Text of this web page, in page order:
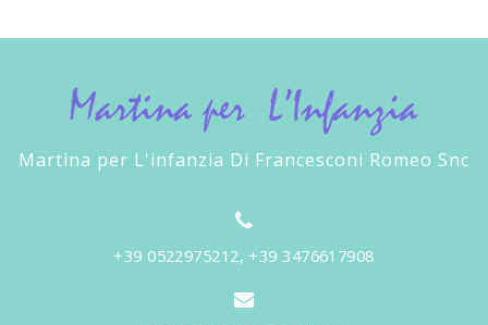
Martina per L'infanzia Di Francesconi Romeo Snc
+39 0522975212, +39 3476617908